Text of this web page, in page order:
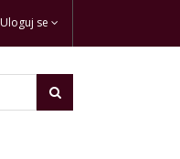
Uloguj se